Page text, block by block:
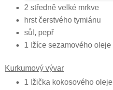
2 středně velké mrkve
hrst čerstvého tymiánu
sůl, pepř
1 lžíce sezamového oleje
Kurkumový vývar
1 lžička kokosového oleje